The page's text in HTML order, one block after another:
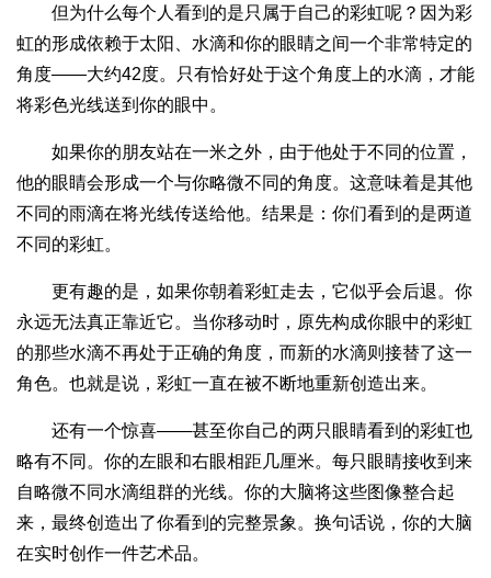
但为什么每个人看到的是只属于自己的彩虹呢？因为彩
虹的形成依赖于太阳、水滴和你的眼睛之间一个非常特定的
角度——大约42度。只有恰好处于这个角度上的水滴，才能
将彩色光线送到你的眼中。
如果你的朋友站在一米之外，由于他处于不同的位置，
他的眼睛会形成一个与你略微不同的角度。这意味着是其他
不同的雨滴在将光线传送给他。结果是：你们看到的是两道
不同的彩虹。
更有趣的是，如果你朝着彩虹走去，它似乎会后退。你
永远无法真正靠近它。当你移动时，原先构成你眼中的彩虹
的那些水滴不再处于正确的角度，而新的水滴则接替了这一
角色。也就是说，彩虹一直在被不断地重新创造出来。
还有一个惊喜——甚至你自己的两只眼睛看到的彩虹也
略有不同。你的左眼和右眼相距几厘米。每只眼睛接收到来
自略微不同水滴组群的光线。你的大脑将这些图像整合起
来，最终创造出了你看到的完整景象。换句话说，你的大脑
在实时创作一件艺术品。